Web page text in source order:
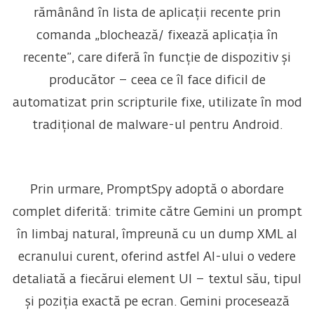
rămânând în lista de aplicații recente prin
comanda „blochează/ fixează aplicația în
recente”, care diferă în funcție de dispozitiv și
producător – ceea ce îl face dificil de
automatizat prin scripturile fixe, utilizate în mod
tradițional de malware-ul pentru Android.
Prin urmare, PromptSpy adoptă o abordare
complet diferită: trimite către Gemini un prompt
în limbaj natural, împreună cu un dump XML al
ecranului curent, oferind astfel AI-ului o vedere
detaliată a fiecărui element UI – textul său, tipul
și poziția exactă pe ecran. Gemini procesează